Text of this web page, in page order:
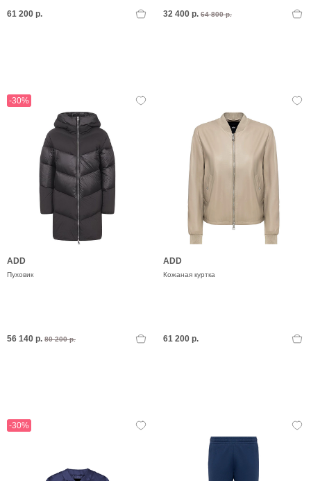
61 200 р. 32 400 р. 64 800 р.
-30%
ADD
Пуховик
56 140 р. 80 200 р.
ADD
Кожаная куртка
61 200 р.
-30%